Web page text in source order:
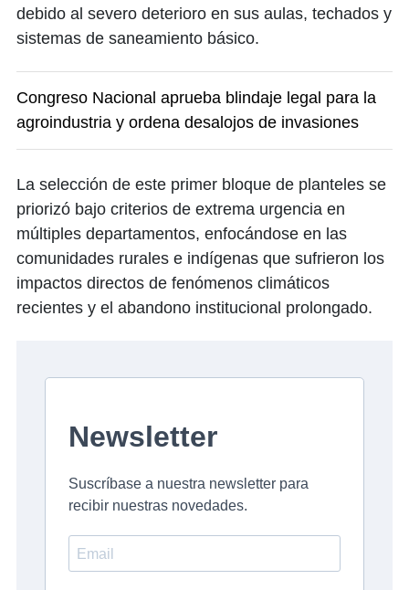
debido al severo deterioro en sus aulas, techados y
sistemas de saneamiento básico.
Congreso Nacional aprueba blindaje legal para la
agroindustria y ordena desalojos de invasiones
La selección de este primer bloque de planteles se
priorizó bajo criterios de extrema urgencia en
múltiples departamentos, enfocándose en las
comunidades rurales e indígenas que sufrieron los
impactos directos de fenómenos climáticos
recientes y el abandono institucional prolongado.​